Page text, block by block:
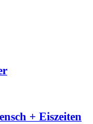
+ Eiszeiten